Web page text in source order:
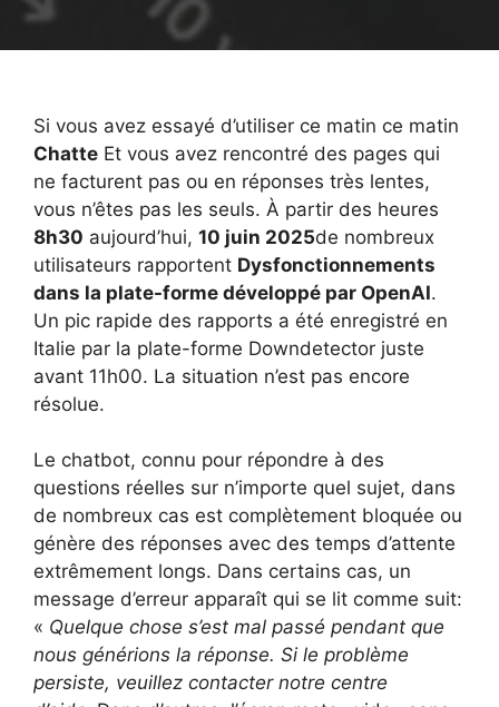
Si vous avez essayé d’utiliser ce matin ce matin
Chatte Et vous avez rencontré des pages qui
ne facturent pas ou en réponses très lentes,
vous n’êtes pas les seuls. À partir des heures
8h30 aujourd’hui, 10 juin 2025de nombreux
utilisateurs rapportent Dysfonctionnements
dans la plate-forme développé par OpenAI.
Un pic rapide des rapports a été enregistré en
Italie par la plate-forme Downdetector juste
avant 11h00. La situation n’est pas encore
résolue.
Le chatbot, connu pour répondre à des
questions réelles sur n’importe quel sujet, dans
de nombreux cas est complètement bloquée ou
génère des réponses avec des temps d’attente
extrêmement longs. Dans certains cas, un
message d’erreur apparaît qui se lit comme suit:
« Quelque chose s’est mal passé pendant que
nous générions la réponse. Si le problème
persiste, veuillez contacter notre centre